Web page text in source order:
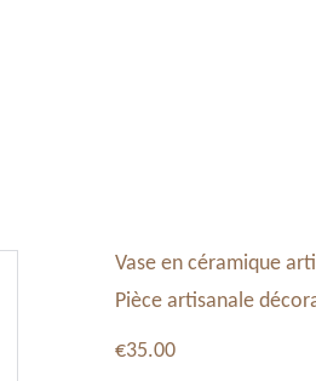
Vase en céramique
Pièce artisanale
€35.00